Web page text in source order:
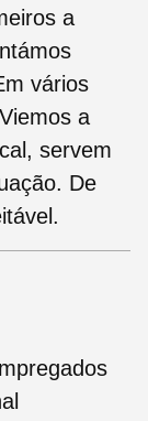
a
vários
a
servem
De